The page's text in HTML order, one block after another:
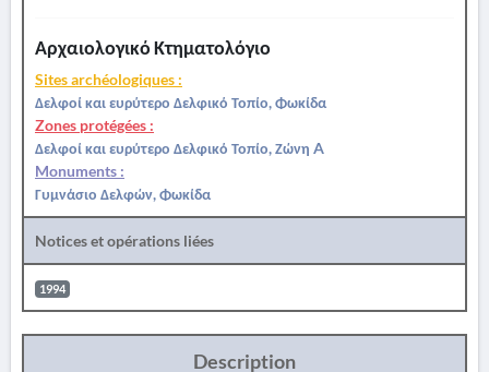
Αρχαιολογικό Κτηματολόγιο
Sites archéologiques :
Δελφοί και ευρύτερο Δελφικό Τοπίο, Φωκίδα
Zones protégées :
Δελφοί και ευρύτερο Δελφικό Τοπίο, Ζώνη A
Monuments :
Γυμνάσιο Δελφών, Φωκίδα
Notices et opérations liées
1994
Description